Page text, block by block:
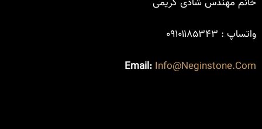
خانم مهندس شادی کریمی
واتساپ : ۰۹۱۰۱۱۸۵۳۴۳
Email: Info@neginstone.com